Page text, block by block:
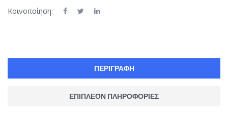
Κοινοποίηση:
ΠΕΡΙΓΡΑΦΉ
ΕΠΙΠΛΈΟΝ ΠΛΗΡΟΦΟΡΊΕΣ